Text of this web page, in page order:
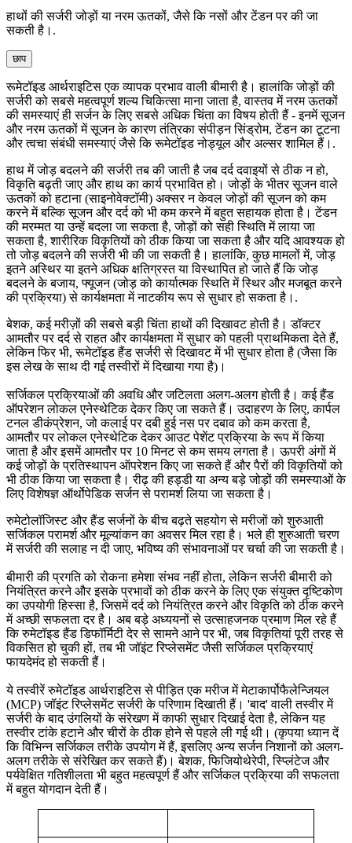
हाथों की सर्जरी जोड़ों या नरम ऊतकों, जैसे कि नसों और टेंडन पर की जा
सकती है।.
छाप
रूमेटॉइड आर्थराइटिस एक व्यापक प्रभाव वाली बीमारी है। हालांकि जोड़ों की
सर्जरी को सबसे महत्वपूर्ण शल्य चिकित्सा माना जाता है, वास्तव में नरम ऊतकों
की समस्याएं ही सर्जन के लिए सबसे अधिक चिंता का विषय होती हैं - इनमें सूजन
और नरम ऊतकों में सूजन के कारण तंत्रिका संपीड़न सिंड्रोम, टेंडन का टूटना
और त्वचा संबंधी समस्याएं जैसे कि रूमेटॉइड नोड्यूल और अल्सर शामिल हैं।.
हाथ में जोड़ बदलने की सर्जरी तब की जाती है जब दर्द दवाइयों से ठीक न हो,
विकृति बढ़ती जाए और हाथ का कार्य प्रभावित हो। जोड़ों के भीतर सूजन वाले
ऊतकों को हटाना (साइनोवेक्टॉमी) अक्सर न केवल जोड़ों की सूजन को कम
करने में बल्कि सूजन और दर्द को भी कम करने में बहुत सहायक होता है। टेंडन
की मरम्मत या उन्हें बदला जा सकता है, जोड़ों को सही स्थिति में लाया जा
सकता है, शारीरिक विकृतियों को ठीक किया जा सकता है और यदि आवश्यक हो
तो जोड़ बदलने की सर्जरी भी की जा सकती है। हालांकि, कुछ मामलों में, जोड़
इतने अस्थिर या इतने अधिक क्षतिग्रस्त या विस्थापित हो जाते हैं कि जोड़
बदलने के बजाय, फ्यूजन (जोड़ को कार्यात्मक स्थिति में स्थिर और मजबूत करने
की प्रक्रिया) से कार्यक्षमता में नाटकीय रूप से सुधार हो सकता है।.
बेशक, कई मरीज़ों की सबसे बड़ी चिंता हाथों की दिखावट होती है। डॉक्टर
आमतौर पर दर्द से राहत और कार्यक्षमता में सुधार को पहली प्राथमिकता देते हैं,
लेकिन फिर भी, रूमेटॉइड हैंड सर्जरी से दिखावट में भी सुधार होता है (जैसा कि
इस लेख के साथ दी गई तस्वीरों में दिखाया गया है)।
सर्जिकल प्रक्रियाओं की अवधि और जटिलता अलग-अलग होती है। कई हैंड
ऑपरेशन लोकल एनेस्थेटिक देकर किए जा सकते हैं। उदाहरण के लिए, कार्पल
टनल डीकंप्रेशन, जो कलाई पर दबी हुई नस पर दबाव को कम करता है,
आमतौर पर लोकल एनेस्थेटिक देकर आउट पेशेंट प्रक्रिया के रूप में किया
जाता है और इसमें आमतौर पर 10 मिनट से कम समय लगता है। ऊपरी अंगों में
कई जोड़ों के प्रतिस्थापन ऑपरेशन किए जा सकते हैं और पैरों की विकृतियों को
भी ठीक किया जा सकता है। रीढ़ की हड्डी या अन्य बड़े जोड़ों की समस्याओं के
लिए विशेषज्ञ ऑर्थोपेडिक सर्जन से परामर्श लिया जा सकता है।
रुमेटोलॉजिस्ट और हैंड सर्जनों के बीच बढ़ते सहयोग से मरीजों को शुरुआती
सर्जिकल परामर्श और मूल्यांकन का अवसर मिल रहा है। भले ही शुरुआती चरण
में सर्जरी की सलाह न दी जाए, भविष्य की संभावनाओं पर चर्चा की जा सकती है।
बीमारी की प्रगति को रोकना हमेशा संभव नहीं होता, लेकिन सर्जरी बीमारी को
नियंत्रित करने और इसके प्रभावों को ठीक करने के लिए एक संयुक्त दृष्टिकोण
का उपयोगी हिस्सा है, जिसमें दर्द को नियंत्रित करने और विकृति को ठीक करने
में अच्छी सफलता दर है। अब बड़े अध्ययनों से उत्साहजनक प्रमाण मिल रहे हैं
कि रुमेटॉइड हैंड डिफॉर्मिटी देर से सामने आने पर भी, जब विकृतियां पूरी तरह से
विकसित हो चुकी हों, तब भी जॉइंट रिप्लेसमेंट जैसी सर्जिकल प्रक्रियाएं
फायदेमंद हो सकती हैं।
ये तस्वीरें रुमेटॉइड आर्थराइटिस से पीड़ित एक मरीज में मेटाकार्पोफैलेन्जियल
(MCP) जॉइंट रिप्लेसमेंट सर्जरी के परिणाम दिखाती हैं। 'बाद' वाली तस्वीर में
सर्जरी के बाद उंगलियों के संरेखण में काफी सुधार दिखाई देता है, लेकिन यह
तस्वीर टांके हटाने और चीरों के ठीक होने से पहले ली गई थी। (कृपया ध्यान दें
कि विभिन्न सर्जिकल तरीके उपयोग में हैं, इसलिए अन्य सर्जन निशानों को अलग-
अलग तरीके से संरेखित कर सकते हैं)। बेशक, फिजियोथेरेपी, स्प्लिंटेज और
पर्यवेक्षित गतिशीलता भी बहुत महत्वपूर्ण हैं और सर्जिकल प्रक्रिया की सफलता
में बहुत योगदान देती हैं।